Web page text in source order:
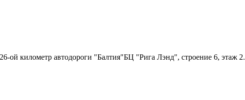
ой километр автодороги "Балтия"БЦ "Рига Лэнд", строение 6, этаж 2.